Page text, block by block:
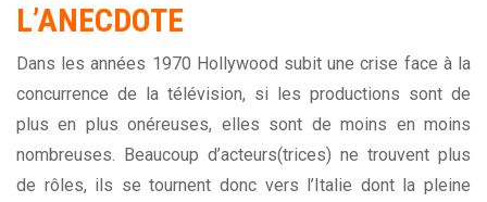
L’ANECDOTE
Dans les années 1970 Hollywood subit une crise face à la
concurrence de la télévision, si les productions sont de
plus en plus onéreuses, elles sont de moins en moins
nombreuses. Beaucoup d’acteurs(trices) ne trouvent plus
de rôles, ils se tournent donc vers l’Italie dont la pleine